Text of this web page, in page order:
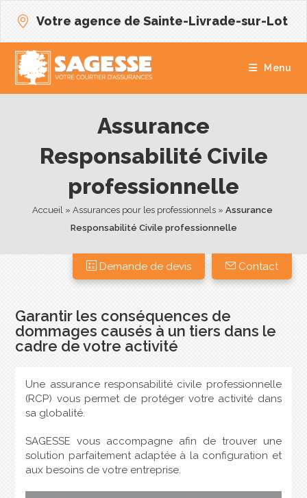
Votre agence de Sainte-Livrade-sur-Lot
Menu
Assurance
Responsabilité Civile
professionnelle
Accueil » Assurances pour les professionnels » Assurance
Responsabilité Civile professionnelle
Demande de devis Contact
Garantir les conséquences de
dommages causés à un tiers dans le
cadre de votre activité
Une assurance responsabilité civile professionnelle
(RCP) vous permet de protéger votre activité dans
sa globalité.
SAGESSE vous accompagne afin de trouver une
solution parfaitement adaptée à la configuration et
aux besoins de votre entreprise.